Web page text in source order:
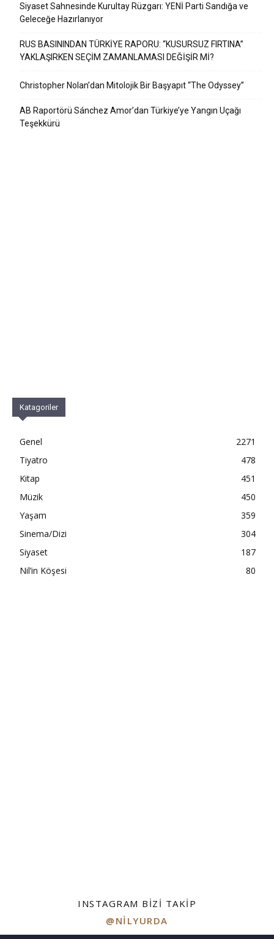
Siyaset Sahnesinde Kurultay Rüzgarı: YENİ Parti Sandığa ve
Geleceğe Hazırlanıyor
RUS BASININDAN TÜRKİYE RAPORU: “KUSURSUZ FIRTINA”
YAKLAŞIRKEN SEÇİM ZAMANLAMASI DEĞİŞİR Mİ?
Christopher Nolan’dan Mitolojik Bir Başyapıt “The Odyssey”
AB Raportörü Sánchez Amor’dan Türkiye’ye Yangın Uçağı
Teşekkürü
Katagoriler
Genel
2271
Tiyatro
478
Kitap
451
Müzik
450
Yaşam
359
Sinema/Dizi
304
Siyaset
187
Nil’in Köşesi
80
INSTAGRAM BIZI TAKIP
@NILYURDA